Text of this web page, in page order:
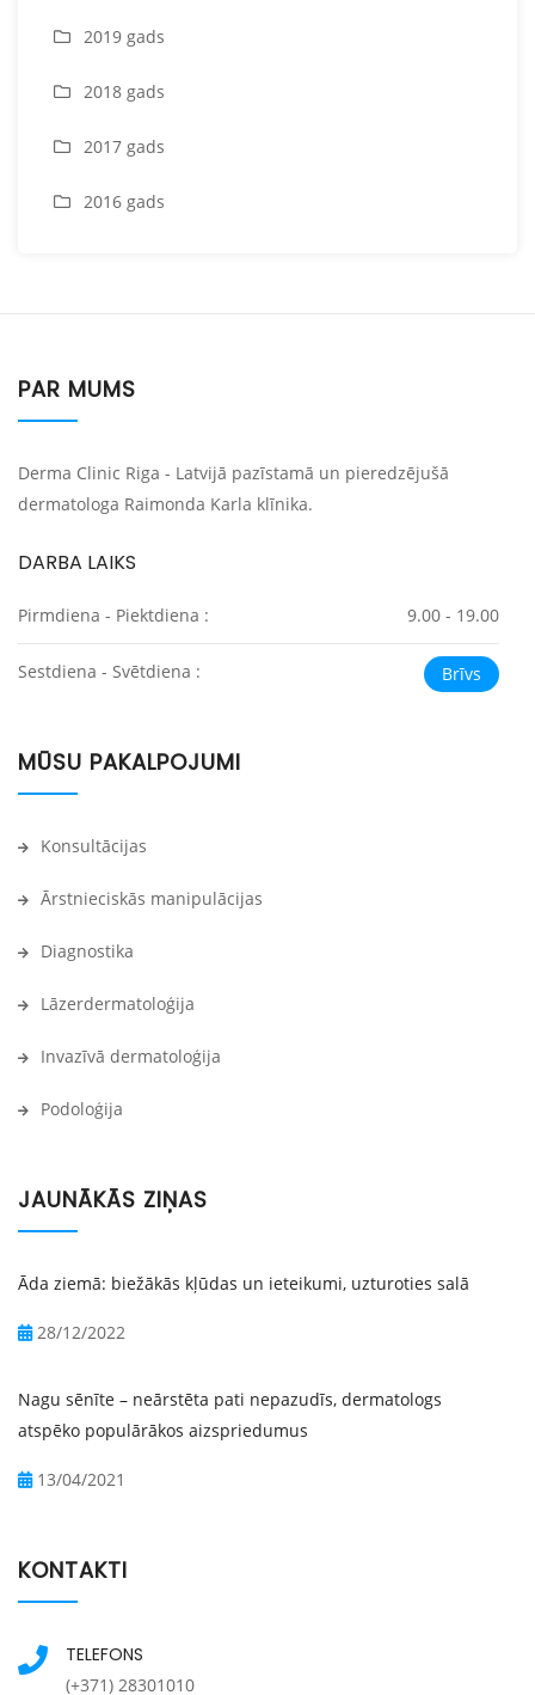
2019 gads
2018 gads
2017 gads
2016 gads
PAR MUMS
Derma Clinic Riga - Latvijā pazīstamā un pieredzējušā
dermatologa Raimonda Karla klīnika.
DARBA LAIKS
Pirmdiena - Piektdiena : 9.00 - 19.00
Sestdiena - Svētdiena : Brīvs
MŪSU PAKALPOJUMI
Konsultācijas
Ārstnieciskās manipulācijas
Diagnostika
Lāzerdermatoloģija
Invazīvā dermatoloģija
Podoloģija
JAUNĀKĀS ZIŅAS
Āda ziemā: biežākās kļūdas un ieteikumi, uzturoties salā
28/12/2022
Nagu sēnīte – neārstēta pati nepazudīs, dermatologs
atspēko populārākos aizspriedumus
13/04/2021
KONTAKTI
TELEFONS
(+371) 28301010